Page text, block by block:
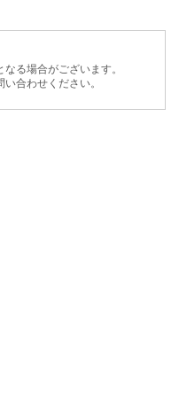
る場合がございます。
合わせください。